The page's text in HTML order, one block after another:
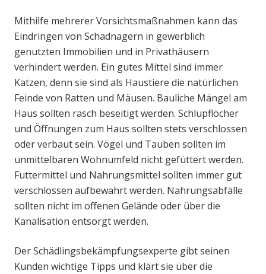
Mithilfe mehrerer Vorsichtsmaßnahmen kann das
Eindringen von Schadnagern in gewerblich
genutzten Immobilien und in Privathäusern
verhindert werden. Ein gutes Mittel sind immer
Katzen, denn sie sind als Haustiere die natürlichen
Feinde von Ratten und Mäusen. Bauliche Mängel am
Haus sollten rasch beseitigt werden. Schlupflöcher
und Öffnungen zum Haus sollten stets verschlossen
oder verbaut sein. Vögel und Tauben sollten im
unmittelbaren Wohnumfeld nicht gefüttert werden.
Futtermittel und Nahrungsmittel sollten immer gut
verschlossen aufbewahrt werden. Nahrungsabfälle
sollten nicht im offenen Gelände oder über die
Kanalisation entsorgt werden.
Der Schädlingsbekämpfungsexperte gibt seinen
Kunden wichtige Tipps und klärt sie über die